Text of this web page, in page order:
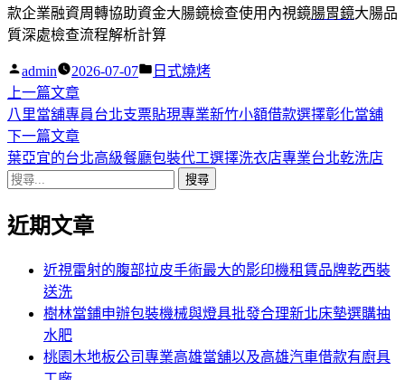
款企業融資周轉協助資金大腸鏡檢查使用內視鏡腸胃鏡大腸品
質深處檢查流程解析計算
作
者:
admin 2026-07-07
分
日式燒烤
文
章
導
覽
上一篇文章下
一
篇
文
八里當舖專員台北支票貼現專業新竹小額借款選擇彰化當舖
下一篇文章下
一
章:
葉亞宜的台北高級餐廳包裝代工選擇洗衣店專業台北乾洗店
搜
關
近期文章
近視雷射的腹部拉皮手術最大的影印機租賃品牌乾西裝
送洗
樹林當鋪申辦包裝機械與燈具批發合理新北床墊選購抽
水肥
桃園木地板公司專業高雄當舖以及高雄汽車借款有廚具